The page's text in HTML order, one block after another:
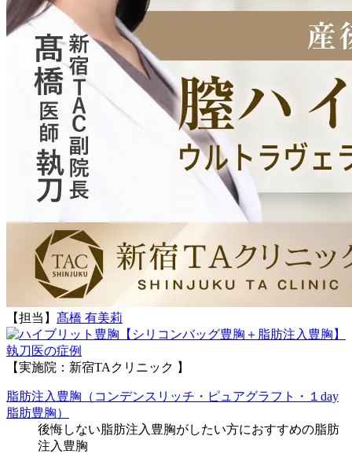
【担当】 髙橋 有美莉
執刀医の症例
【実施院：新宿TAクリニック 】
脂肪注入豊胸（コンデンスリッチ・ピュアグラフト・１day
脂肪豊胸）
後悔しない脂肪注入豊胸がしたい方におすすめの脂肪
注入豊胸